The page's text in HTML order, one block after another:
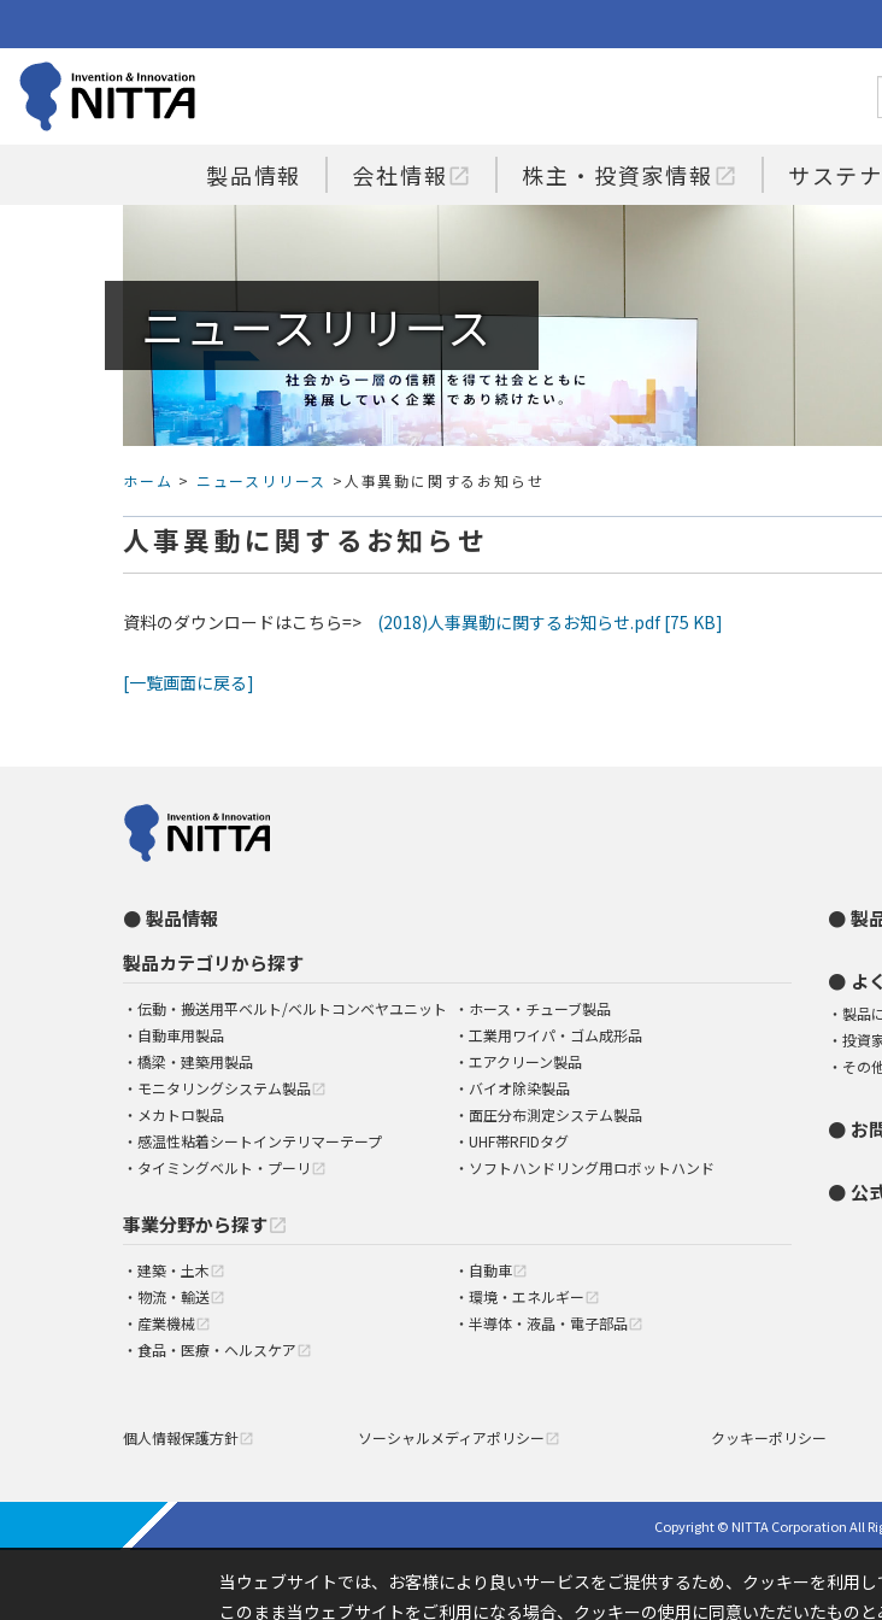
製品情報 会社情報 open_in_new 株主・投資家情報 open_in_new サステ
ニュースリリース
ホーム > ニュースリリース >人事異動に関するお知らせ
人事異動に関するお知らせ
資料のダウンロードはこちら=> (2018)人事異動に関するお知らせ.pdf [75 KB]
[一覧画面に戻る]
製品情報
製品カテゴリから探す
伝動・搬送用平ベルト/ベルトコンベヤユニット
ホース・チューブ製品
自動車用製品
工業用ワイパ・ゴム成形品
橋梁・建築用製品
エアクリーン製品
モニタリングシステム製品 open_in_new
バイオ除染製品
メカトロ製品
面圧分布測定システム製品
感温性粘着シートインテリマーテープ
UHF帯RFIDタグ
タイミングベルト・プーリ open_in_new ソフトハンドリング用ロボットハンド
事業分野から探すopen_in_new
建築・土木 open_in_new 自動車open_in_new
物流・輸送 open_in_new 環境・エネルギー open_in_new
産業機械 open_in_new 半導体・液晶・電子部品open_in_new
食品・医療・ヘルスケア open_in_new
製
よ
製品
投資
その
お
公
個人情報保護方針 open_in_new ソーシャルメディアポリシー open_in_new クッキーポリシー
Copyright © NITTA Corporation All
当ウェブサイトでは、お客様により良いサービスをご提供するため、クッキーを利用し
このまま当ウェブサイトをご利用になる場合、クッキーの使用に同意いただいたものと